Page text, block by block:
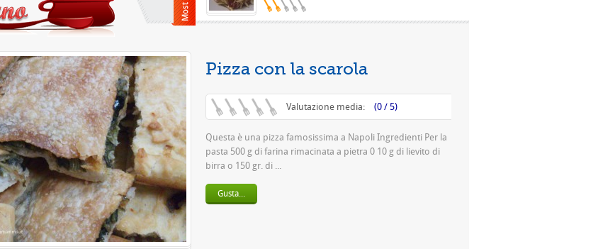
Pizza con la scarola
Valutazione media: (0 / 5)
Questa è una pizza famosissima a Napoli Ingredienti Per la
pasta 500 g di farina rimacinata a pietra 0 10 g di lievito di
birra o 150 gr. di ...
Gusta...